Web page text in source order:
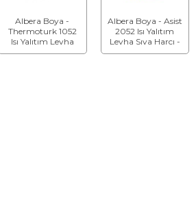
Albera Boya -
Thermoturk 1052
Isı Yalıtım Levha
Pro Sıva Harcı -
Albera Boya - Asist
2052 Isı Yalıtım
Levha Sıva Harcı -
Sıva Harcı